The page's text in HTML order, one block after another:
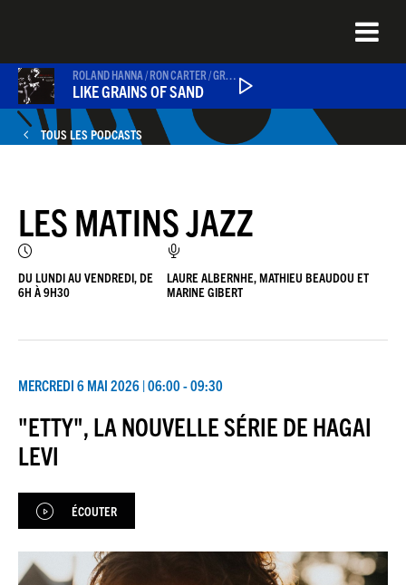
principal
PODCASTS
NEWS
QUEL ÉTAIT CE TITRE ?
JEU DU JOUR
JAZZENDA
ROLAND HANNA / RON CARTER / GRADY TATE
LIKE GRAINS OF SAND
TOUS LES PODCASTS
LES MATINS JAZZ
DU LUNDI AU VENDREDI, DE
6H À 9H30
LAURE ALBERNHE, MATHIEU BEAUDOU ET
MARINE GIBERT
MERCREDI 6 MAI 2026 | 06:00 - 09:30
"ETTY", LA NOUVELLE SÉRIE DE HAGAI
LEVI
ÉCOUTER